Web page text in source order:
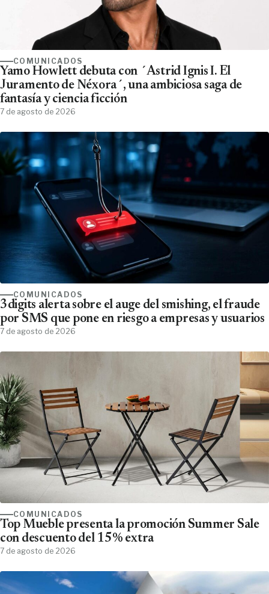
COMUNICADOS
Yamo Howlett debuta con ´Astrid Ignis I. El
Juramento de Néxora´, una ambiciosa saga de
fantasía y ciencia ficción
7 de agosto de 2026
COMUNICADOS
3digits alerta sobre el auge del smishing, el fraude
por SMS que pone en riesgo a empresas y usuarios
7 de agosto de 2026
COMUNICADOS
Top Mueble presenta la promoción Summer Sale
con descuento del 15% extra
7 de agosto de 2026